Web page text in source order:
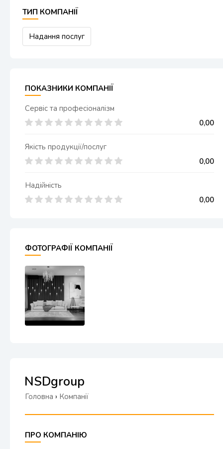
ТИП КОМПАНІЇ
Надання послуг
ПОКАЗНИКИ КОМПАНІЇ
Сервіс та професіоналізм
0,00
Якість продукції/послуг
0,00
Надійність
0,00
ФОТОГРАФІЇ КОМПАНІЇ
NSDgroup
Головна › Компанії
ПРО КОМПАНІЮ